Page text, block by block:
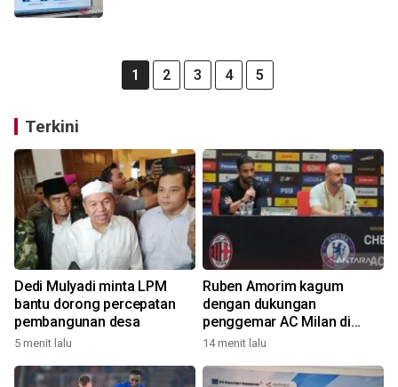
1 2 3 4 5
Terkini
Dedi Mulyadi minta LPM
bantu dorong percepatan
pembangunan desa
5 menit lalu
Ruben Amorim kagum
dengan dukungan
penggemar AC Milan di
Indonesia
14 menit lalu